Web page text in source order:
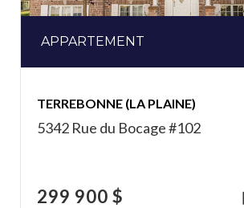
APPARTEMENT
TERREBONNE (LA PLAINE)
5342 Rue du Bocage #102
299 900 $